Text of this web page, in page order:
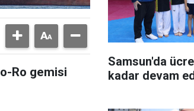
Ro gemisi
Samsun'da
kadar devam